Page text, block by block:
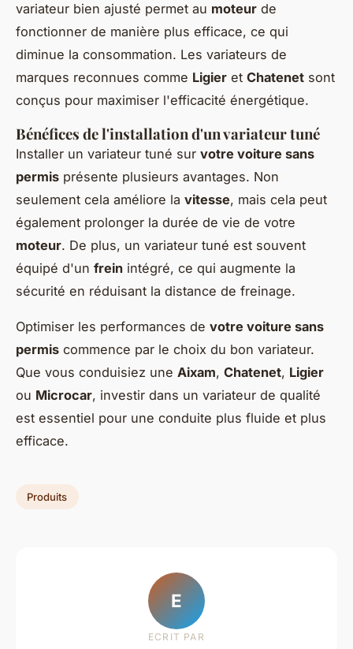
variateur bien ajusté permet au moteur de
fonctionner de manière plus efficace, ce qui
diminue la consommation. Les variateurs de
marques reconnues comme Ligier et Chatenet sont
conçus pour maximiser l'efficacité énergétique.
Bénéfices de l'installation d'un variateur tuné
Installer un variateur tuné sur votre voiture sans
permis présente plusieurs avantages. Non
seulement cela améliore la vitesse, mais cela peut
également prolonger la durée de vie de votre
moteur. De plus, un variateur tuné est souvent
équipé d'un frein intégré, ce qui augmente la
sécurité en réduisant la distance de freinage.
Optimiser les performances de votre voiture sans
permis commence par le choix du bon variateur.
Que vous conduisiez une Aixam, Chatenet, Ligier
ou Microcar, investir dans un variateur de qualité
est essentiel pour une conduite plus fluide et plus
efficace.
Produits
E
ECRIT PAR